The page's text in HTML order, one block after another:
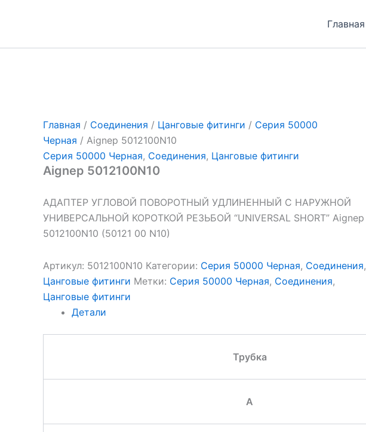
Главная
Главная / Соединения / Цанговые фитинги / Серия 50000
Черная / Aignep 5012100N10
Серия 50000 Черная, Соединения, Цанговые фитинги
Aignep 5012100N10
АДАПТЕР УГЛОВОЙ ПОВОРОТНЫЙ УДЛИНЕННЫЙ С НАРУЖНОЙ
УНИВЕРСАЛЬНОЙ КОРОТКОЙ РЕЗЬБОЙ “UNIVERSAL SHORT” Aignep
5012100N10 (50121 00 N10)
Артикул: 5012100N10 Категории: Серия 50000 Черная, Соединения,
Цанговые фитинги Метки: Серия 50000 Черная, Соединения,
Цанговые фитинги
Детали
Трубка
A